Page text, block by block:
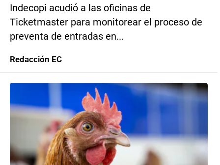
Indecopi acudió a las oficinas de
Ticketmaster para monitorear el proceso de
preventa de entradas en...
Redacción EC